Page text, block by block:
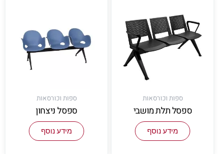
ספות וכורסאות
ספסל תלת מושבי
מידע נוסף
ספות וכורסאות
ספסל ניצחון
מידע נוסף